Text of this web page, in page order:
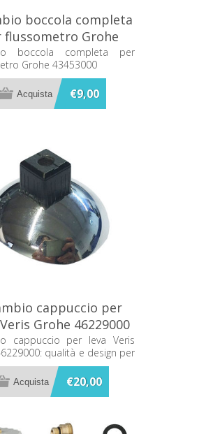
boccola completa
flussometro Grohe
43453000
boccola completa per
Grohe 43453000
€9,00
cappuccio per
Grohe 46229000
cappuccio per leva Veris
qualità e design per
impeccabile. Sostituzione
compatibile con modelli Veris.
€20,00